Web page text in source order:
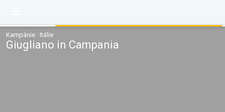
Kampánie · Itálie
Giugliano in Campania